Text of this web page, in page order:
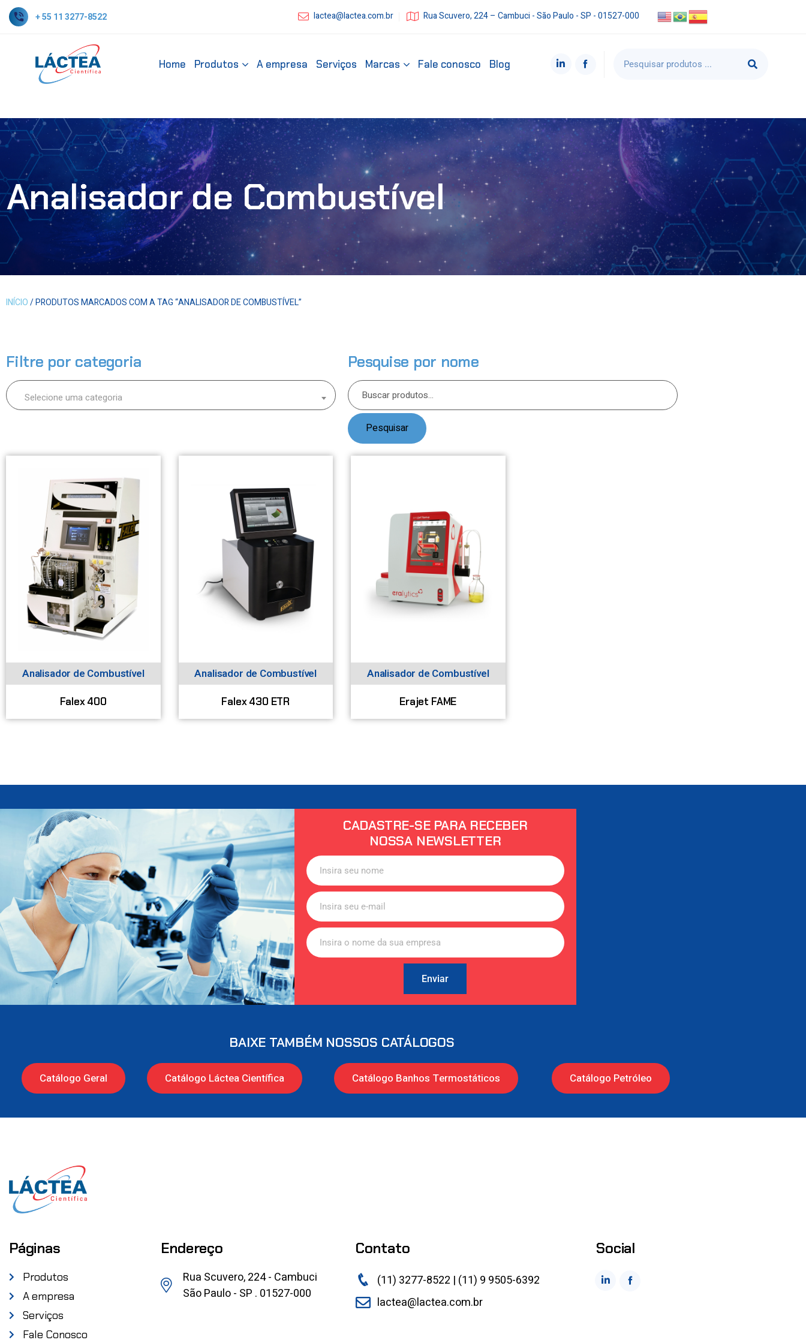
+ 55 11 3277-8522 lactea@lactea.com.br Rua Scuvero, 224 – Cambuci - São Paulo - SP - 01527-000
Home Produtos A empresa Serviços Marcas Fale conosco Blog
Analisador de Combustível
INÍCIO/ PRODUTOS MARCADOS COM A TAG “ANALISADOR DE COMBUSTÍVEL”
Filtre por categoria
Selecione uma categoria
Pesquise por nome
Pesquisar
Analisador de Combustível
Falex 400
Analisador de Combustível
Falex 430 ETR
Analisador de Combustível
Erajet FAME
CADASTRE-SE PARA RECEBER
NOSSA NEWSLETTER
Enviar
BAIXE TAMBÉM NOSSOS CATÁLOGOS
Catálogo Geral Catálogo Láctea Científica Catálogo Banhos Termostáticos Catálogo Petróleo
Páginas
Produtos
A empresa
Serviços
Fale Conosco
Endereço
Rua Scuvero, 224 - Cambuci
São Paulo - SP . 01527-000
Contato
(11) 3277-8522 | (11) 9 9505-6392
lactea@lactea.com.br
Social